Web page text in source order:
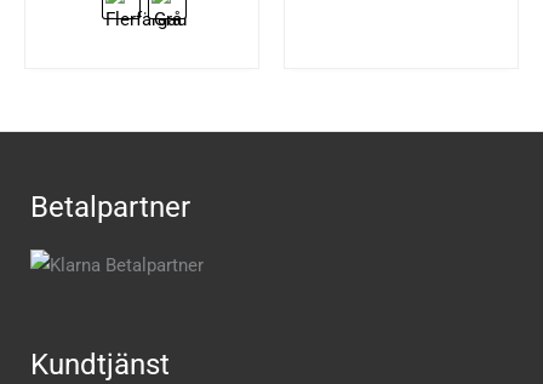
Betalpartner
Kundtjänst